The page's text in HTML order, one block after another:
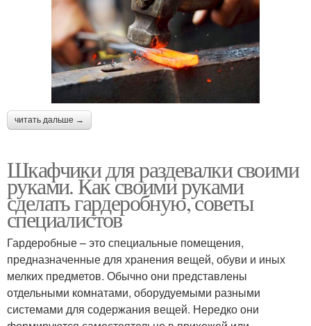
читать дальше →
Шкафчики для раздевалки своими
руками. Как своими руками
сделать гардеробную, советы
специалистов
Гардеробные – это специальные помещения,
предназначенные для хранения вещей, обуви и иных
мелких предметов. Обычно они представлены
отдельными комнатами, оборудуемыми разными
системами для содержания вещей. Нередко они